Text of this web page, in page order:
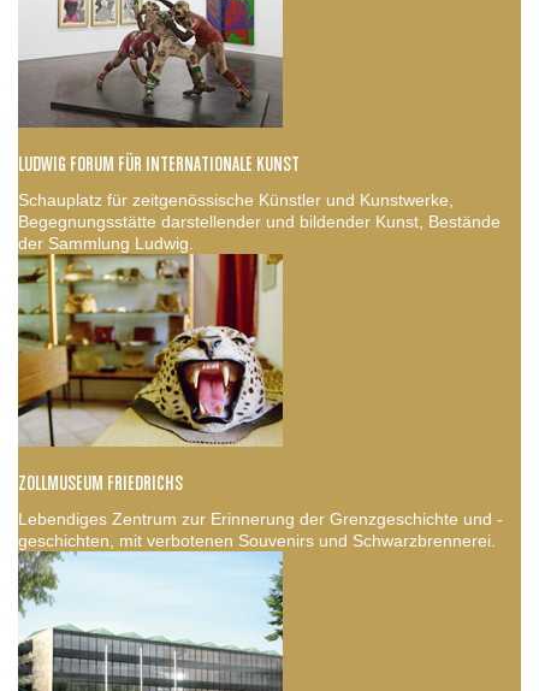
LUDWIG FORUM FÜR INTERNATIONALE KUNST
Schauplatz für zeitgenössische Künstler und Kunstwerke,
Begegnungsstätte darstellender und bildender Kunst, Bestände
der Sammlung Ludwig.
ZOLLMUSEUM FRIEDRICHS
Lebendiges Zentrum zur Erinnerung der Grenzgeschichte und -
geschichten, mit verbotenen Souvenirs und Schwarzbrennerei.